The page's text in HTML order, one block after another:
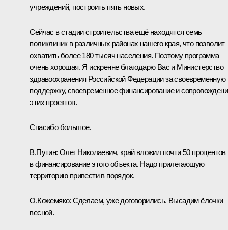
учреждений, построить пять новых.
Сейчас в стадии строительства ещё находятся семь
поликлиник в различных районах нашего края, что позволит
охватить более 180 тысяч населения. Поэтому программа
очень хорошая. Я искренне благодарю Вас и Министерство
здравоохранения Российской Федерации за своевременную
поддержку, своевременное финансирование и
этих проектов.
Спасибо большое.
В.Путин: Олег Николаевич, край вложил почти 50 процентов
в финансирование этого объекта. Надо прилегающую
территорию привести в порядок.
О.Кожемяко: Сделаем, уже договорились. Высадим ёлочки
весной.